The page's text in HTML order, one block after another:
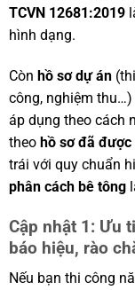
TCVN 12681:2019
hình dạng.
Còn hồ sơ dự án
công, nghiệm thu…)
áp dụng theo cách
theo hồ sơ đã được
trái với quy chuẩn
phân cách bê tông
Cập nhật 1: Ưu
báo hiệu, rào
Nếu bạn thi công